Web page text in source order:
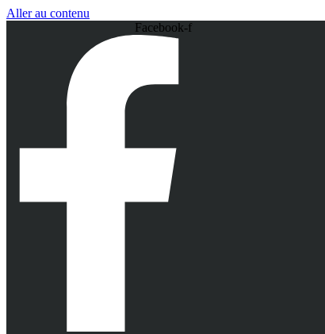
Aller au contenu
Facebook-f